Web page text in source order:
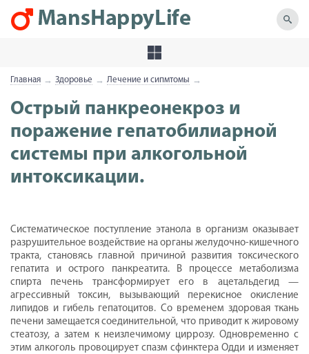
Главная → Здоровье → Лечение и сипмтомы →
Острый панкреонекроз и
поражение гепатобилиарной
системы при алкогольной
интоксикации.
Систематическое поступление этанола в организм оказывает
разрушительное воздействие на органы желудочно-кишечного
тракта, становясь главной причиной развития токсического
гепатита и острого панкреатита. В процессе метаболизма
спирта печень трансформирует его в ацетальдегид —
агрессивный токсин, вызывающий перекисное окисление
липидов и гибель гепатоцитов. Со временем здоровая ткань
печени замещается соединительной, что приводит к жировому
стеатозу, а затем к неизлечимому циррозу. Одновременно с
этим алкоголь провоцирует спазм сфинктера Одди и изменяет